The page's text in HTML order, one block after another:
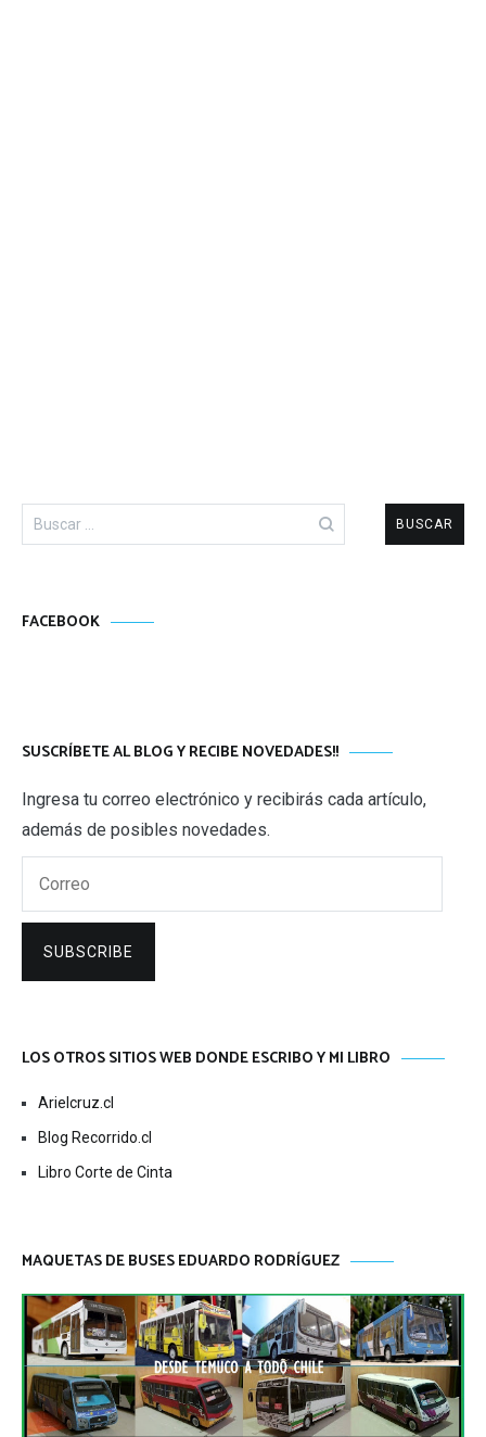
Buscar:
FACEBOOK
SUSCRÍBETE AL BLOG Y RECIBE NOVEDADES!!
Ingresa tu correo electrónico y recibirás cada artículo,
además de posibles novedades.
SUBSCRIBE
LOS OTROS SITIOS WEB DONDE ESCRIBO Y MI LIBRO
Arielcruz.cl
Blog Recorrido.cl
Libro Corte de Cinta
MAQUETAS DE BUSES EDUARDO RODRÍGUEZ